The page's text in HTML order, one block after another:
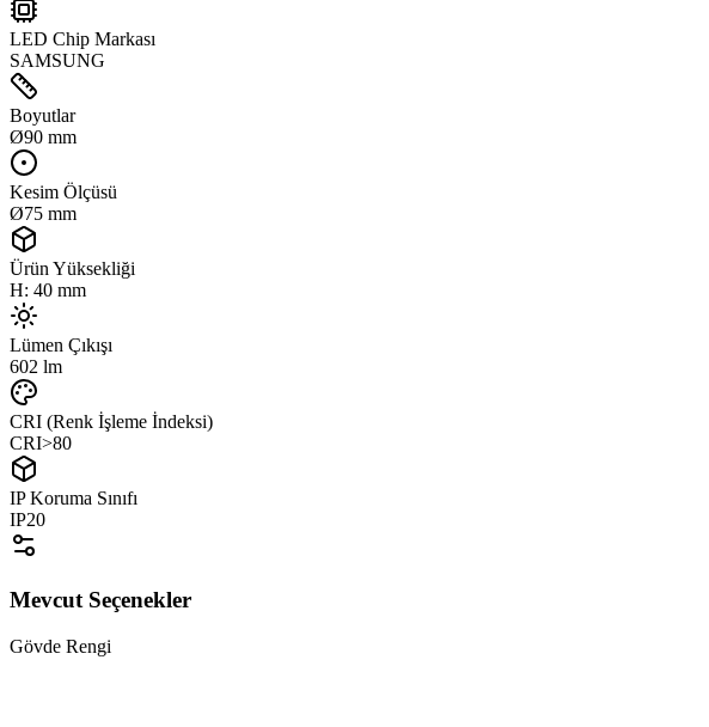
LED Chip Markası
SAMSUNG
Boyutlar
Ø90 mm
Kesim Ölçüsü
Ø75 mm
Ürün Yüksekliği
H: 40 mm
Lümen Çıkışı
602 lm
CRI (Renk İşleme İndeksi)
CRI>80
IP Koruma Sınıfı
IP20
Mevcut Seçenekler
Gövde Rengi